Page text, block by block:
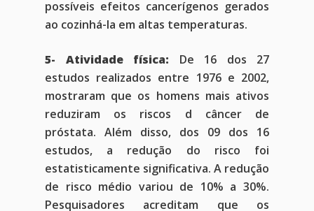
possíveis efeitos cancerígenos gerados
ao cozinhá-la em altas temperaturas.
5- Atividade física: De 16 dos 27
estudos realizados entre 1976 e 2002,
mostraram que os homens mais ativos
reduziram os riscos d câncer de
próstata. Além disso, dos 09 dos 16
estudos, a redução do risco foi
estatisticamente significativa. A redução
de risco médio variou de 10% a 30%.
Pesquisadores acreditam que os